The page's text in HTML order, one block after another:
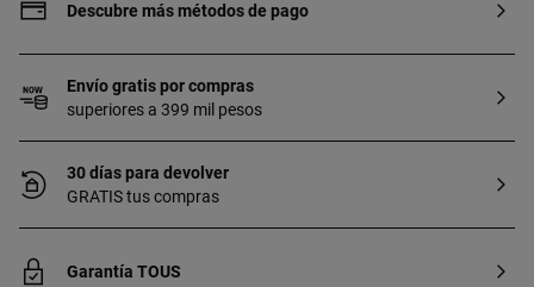
Descubre más métodos de pago
Envío gratis por compras
superiores a 399 mil pesos
30 días para devolver
GRATIS tus compras
Garantía TOUS